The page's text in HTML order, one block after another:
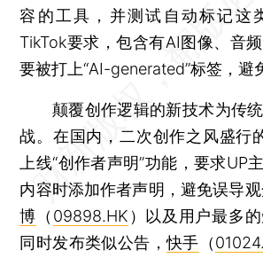
容的工具，并测试自动标记这
TikTok要求，包含有AI图像、音
要被打上“AI-generated”标签，避
颠覆创作逻辑的新技术为传统
战。在国内，二次创作之风盛行
上线“创作者声明”功能，要求UP
内容时添加作者声明，避免误导观
博 （ 09898.HK ）以及用户最多
同时发布类似公告，快手 （